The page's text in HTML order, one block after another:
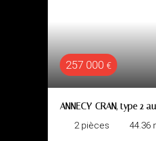
au goût du jour !
Annecy 74960